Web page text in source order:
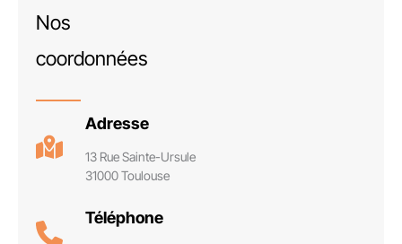
Nos
coordonnées
Adresse
13 Rue Sainte-Ursule
31000 Toulouse
Téléphone